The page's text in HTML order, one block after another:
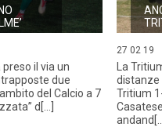
il via un
due
del Calcio a 7
d[...]
27 02 19
La
distanze
Tritium